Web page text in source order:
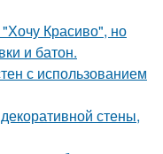
"Хочу Красиво", но
и батон.
с использованием
стены,